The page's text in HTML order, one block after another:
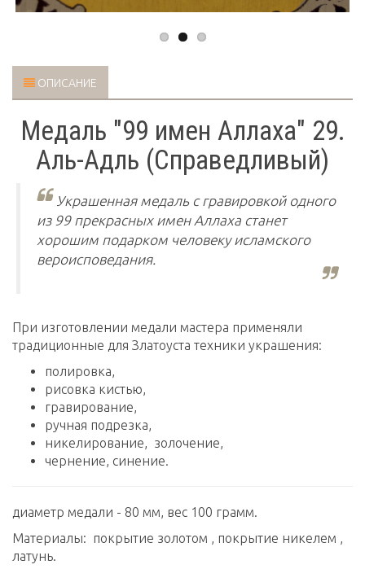
ОПИСАНИЕ
Медаль "99 имен Аллаха" 29.
Аль-Адль (Справедливый)
Украшенная медаль с гравировкой одного
из 99 прекрасных имен Аллаха станет
хорошим подарком человеку исламского
вероисповедания.
При изготовлении медали мастера применяли
традиционные для Златоуста техники украшения:
полировка,
рисовка кистью,
гравирование,
ручная подрезка,
никелирование, золочение,
чернение, синение.
диаметр медали - 80 мм, вес 100 грамм.
Материалы: покрытие золотом , покрытие никелем ,
латунь.